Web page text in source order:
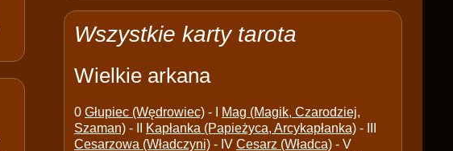
Wszystkie karty tarota
Wielkie arkana
0 Głupiec (Wędrowiec) - I
Mag (Magik, Czarodziej,
Szaman) - II Kapłanka (Papieżyca, Arcykapłanka) - III
Cesarzowa (Władczyni) - IV Cesarz (Władca) - V